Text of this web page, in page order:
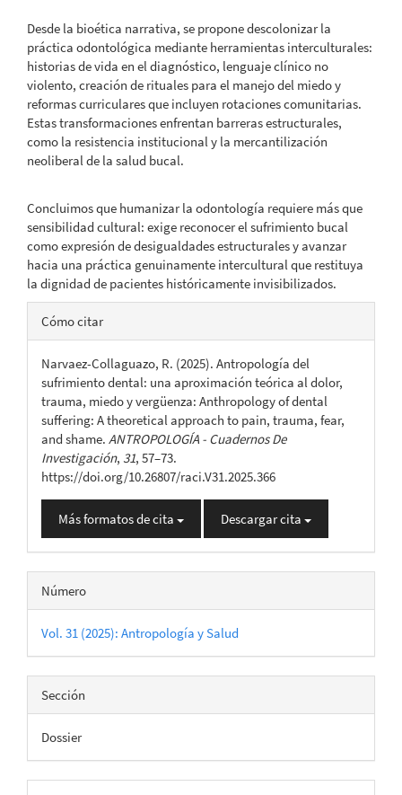
Desde la bioética narrativa, se propone descolonizar la
práctica odontológica mediante herramientas interculturales:
historias de vida en el diagnóstico, lenguaje clínico no
violento, creación de rituales para el manejo del miedo y
reformas curriculares que incluyen rotaciones comunitarias.
Estas transformaciones enfrentan barreras estructurales,
como la resistencia institucional y la mercantilización
neoliberal de la salud bucal.
Concluimos que humanizar la odontología requiere más que
sensibilidad cultural: exige reconocer el sufrimiento bucal
como expresión de desigualdades estructurales y avanzar
hacia una práctica genuinamente intercultural que restituya
la dignidad de pacientes históricamente invisibilizados.
Detalles
del
artículo
Cómo citar
Narvaez-Collaguazo, R. (2025). Antropología del
sufrimiento dental: una aproximación teórica al dolor,
trauma, miedo y vergüenza: Anthropology of dental
suffering: A theoretical approach to pain, trauma, fear,
and shame. ANTROPOLOGÍA - Cuadernos De
Investigación, 31, 57–73.
https://doi.org/10.26807/raci.V31.2025.366
Más formatos de cita Descargar cita
Número
Vol. 31 (2025): Antropología y Salud
Sección
Dossier